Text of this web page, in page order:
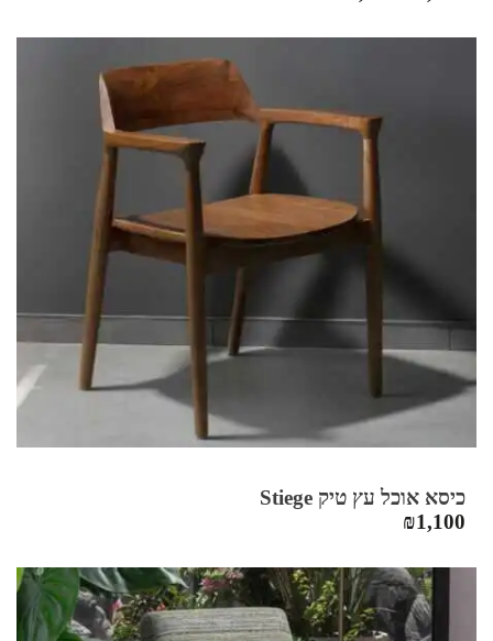
היה:
הוא:
כיסא אוכל עץ טיק Stiege
₪1,100